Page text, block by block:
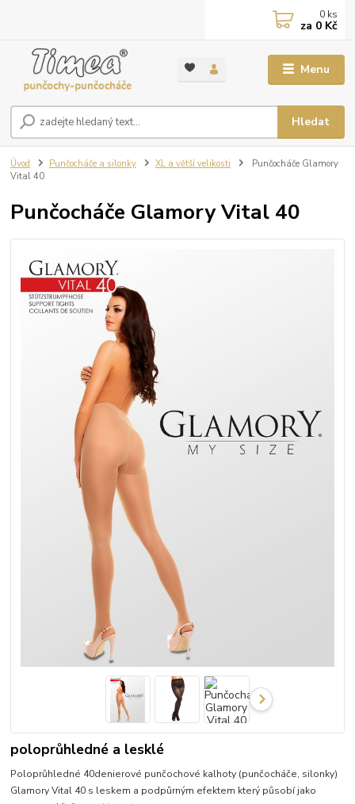
Menu
Hledat
0 ks
za 0 Kč
Úvod Punčocháče a silonky XL a větší velikosti
Punčocháče Glamory
Vital 40
Punčocháče Glamory Vital 40
poloprůhledné a lesklé
Poloprůhledné 40denierové punčochové kalhoty (punčocháče, silonky)
Glamory Vital 40 s leskem a podpůrným efektem který působí jako